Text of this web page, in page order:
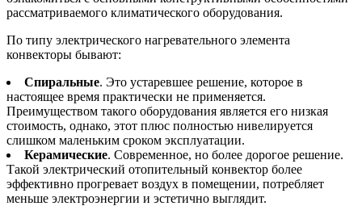
рассматриваемого климатического оборудования.
По типу электрического нагревательного элемента
конвекторы бывают:
Спиральные. Это устаревшее решение, которое в
настоящее время практически не применяется.
Преимуществом такого оборудования является его низкая
стоимость, однако, этот плюс полностью нивелируется
слишком маленьким сроком эксплуатации.
Керамические. Современное, но более дорогое решение.
Такой электрический отопительный конвектор более
эффективно прогревает воздух в помещении, потребляет
меньше электроэнергии и эстетично выглядит.